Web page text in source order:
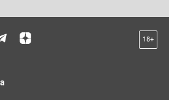
18+